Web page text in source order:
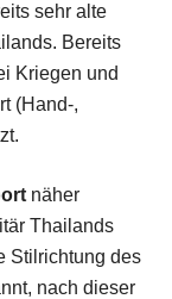
sehr alte
Bereits
Kriegen und
(Hand-,
näher
Thailands
Stilrichtung des
nach dieser